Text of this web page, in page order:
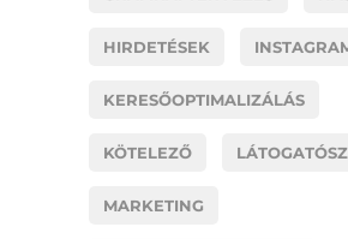
HIRDETÉSEK
KERESŐOPTIMALIZÁLÁS
KÖTELEZŐ
MARKETING